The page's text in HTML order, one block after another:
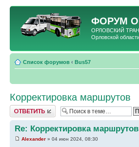
ФОРУМ
ОРЛОВСКИЙ
Орловской
Список форумов ‹ Bus57
Корректировка маршрутов
Ответить
Re: Корректировка маршрутов
Alexander » 04 июн 2024, 08:30